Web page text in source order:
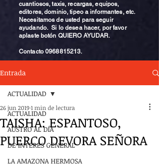
cuantiosos, taxis, recargas, equipos,
editores, dominio, tipeo a informantes, etc.
Necesitamos de usted para seguir
ayudando. Si lo desea hacer, por favor
aplaste botón QUIERO AYUDAR.
Contacto0968815213.
Entrada
ACTUALIDAD
AUSTRO AL DÍA
DE INTERÉS GENERAL
LA AMAZONA HERMOSA
ACTUALIDAD
TAISHA: ESPANTOSO,
PUERCO DEVORA SEÑORA
26 jun 20191 min de lectura